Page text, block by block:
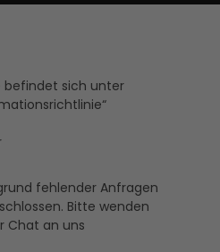
befindet sich unter
fehlender Anfragen
Bitte wenden
Chat an uns